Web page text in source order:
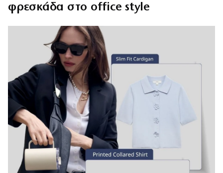
φρεσκάδα στο office style